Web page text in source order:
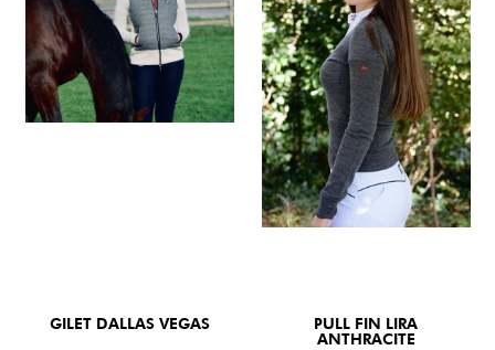
GILET DALLAS VEGAS
PULL FIN LIRA
ANTHRACITE